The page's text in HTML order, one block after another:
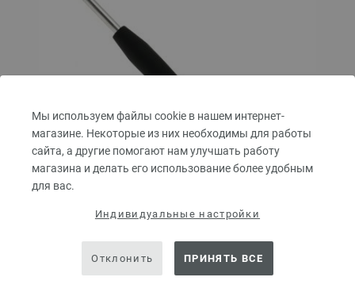
Мы используем файлы cookie в нашем интернет-
магазине. Некоторые из них необходимы для работы
сайта, а другие помогают нам улучшать работу
магазина и делать его использование более удобным
для вас.
Индивидуальные настройки
Отклонить ПРИНЯТЬ ВСЕ
Крючок алюминиевый с мягкой ручкой № 3,5